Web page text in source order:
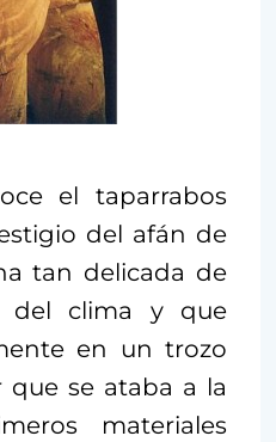
el taparrabos
del afán de
tan delicada de
del clima y que
en un trozo
se ataba a la
materiales